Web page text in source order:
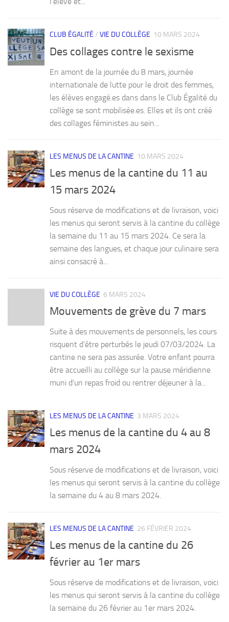
CLUB ÉGALITÉ / VIE DU COLLÈGE 10 MARS 2024
Des collages contre le sexisme
En amont de la journée du 8 mars, journée
internationale de lutte pour le droit des femmes,
les élèves engagé.es dans dans le Club Égalité du
collège se sont mobilisée.es. Elles et ils ont créé
des collages féministes au sein...
LES MENUS DE LA CANTINE 10 MARS 2024
Les menus de la cantine du 11 au
15 mars 2024
Sous réserve de modifications et de livraison, voici
les menus qui seront servis à la cantine du collège
la semaine du 11 au 15 mars 2024. Ce sera la
semaine des langues, et chaque jour culinaire sera
ainsi consacré à...
VIE DU COLLÈGE 6 MARS 2024
Mouvements de grève du 7 mars
Suite à des mouvements de personnels, les cours
risquent d’être perturbés le jeudi 07/03/2024. La
cantine ne sera pas assurée. Votre enfant pourra
être accueilli au collège sur la pause méridienne
muni d’un repas froid ou rentrer déjeuner à la...
LES MENUS DE LA CANTINE 3 MARS 2024
Les menus de la cantine du 4 au 8
mars 2024
Sous réserve de modifications et de livraison, voici
les menus qui seront servis à la cantine du collège
la semaine du 4 au 8 mars 2024.
LES MENUS DE LA CANTINE 26 FÉVRIER 2024
Les menus de la cantine du 26
février au 1er mars
Sous réserve de modifications et de livraison, voici
les menus qui seront servis à la cantine du collège
la semaine du 26 février au 1er mars 2024.